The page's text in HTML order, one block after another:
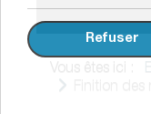
Vous êtes ici :